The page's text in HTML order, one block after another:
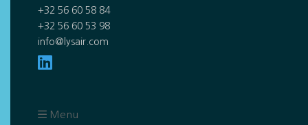
+32 56 60 58 84
+32 56 60 53 98
info@lysair.com
Menu